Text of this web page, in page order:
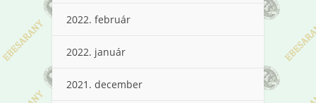
2022. február
2022. január
2021. december